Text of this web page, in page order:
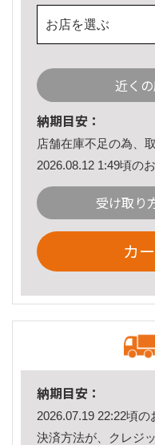
お店を選ぶ
近く
納期目安：
店舗在庫不足の為、
2026.08.12 1:49頃の
受け取り
カ
納期目安：
2026.07.19 22:22頃の
決済方法が、クレジ